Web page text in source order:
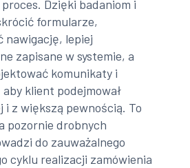
Dzięki badaniom i
formularze,
nawigację, lepiej
zapisane w systemie, a
komunikaty i
klient podejmował
i z większą pewnością. To
pozornie drobnych
do zauważalnego
cyklu realizacji zamówienia